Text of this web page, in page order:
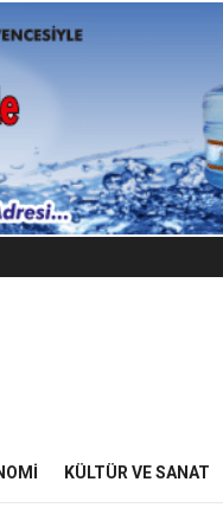
KÜLTÜR VE SANAT